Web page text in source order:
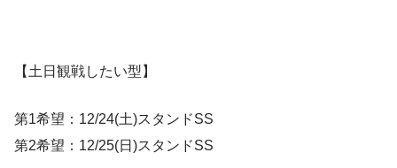
【土日観戦したい型】
第1希望：12/24(土)スタンドSS
第2希望：12/25(日)スタンドSS